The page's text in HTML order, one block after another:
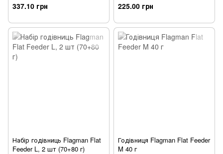
337.10 грн 225.00 грн
Набір годівниць Flagman Flat
Feeder L, 2 шт (70+80 г)
Годівниця Flagman Flat Feeder
M 40 г